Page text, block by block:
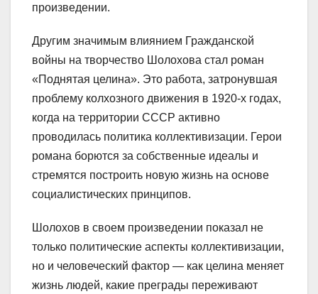
произведении.
Другим значимым влиянием Гражданской
войны на творчество Шолохова стал роман
«Поднятая целина». Это работа, затронувшая
проблему колхозного движения в 1920-х годах,
когда на территории СССР активно
проводилась политика коллективизации. Герои
романа борются за собственные идеалы и
стремятся построить новую жизнь на основе
социалистических принципов.
Шолохов в своем произведении показал не
только политические аспекты коллективизации,
но и человеческий фактор — как целина меняет
жизнь людей, какие преграды переживают